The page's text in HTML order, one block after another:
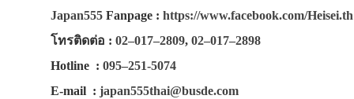
Japan555 Fanpage : https://www.facebook.com/Heisei.th
โทรติดต่อ : 02–017–2809, 02–017–2898
Hotline : 095–251-5074
E-mail : japan555thai@busde.com